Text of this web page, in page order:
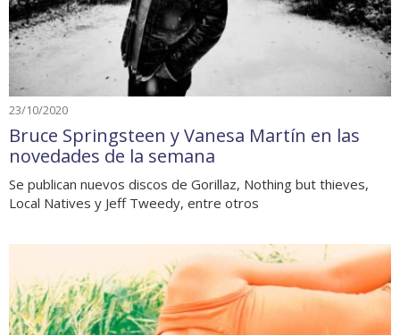
23/10/2020
Bruce Springsteen y Vanesa Martín en las
novedades de la semana
Se publican nuevos discos de Gorillaz, Nothing but thieves,
Local Natives y Jeff Tweedy, entre otros